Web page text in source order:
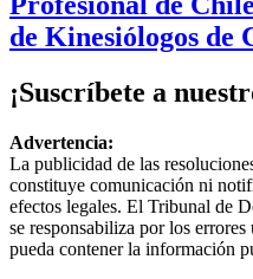
de Kinesiólogos de
¡Suscríbete a
Advertencia:
La publicidad de las
constituye comunicación ni
efectos legales. El Tribunal de
se responsabiliza por los
pueda contener la información